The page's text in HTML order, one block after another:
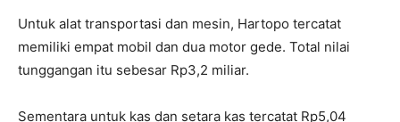
Untuk alat transportasi dan mesin, Hartopo tercatat
memiliki empat mobil dan dua motor gede. Total nilai
tunggangan itu sebesar Rp3,2 miliar.
Sementara untuk kas dan setara kas tercatat Rp5,04